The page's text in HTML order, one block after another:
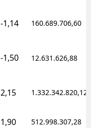
-1,14 160.689.706,60
-1,50 12.631.626,88
2,15 1.332.342.820,12
1,90 512.998.307,28